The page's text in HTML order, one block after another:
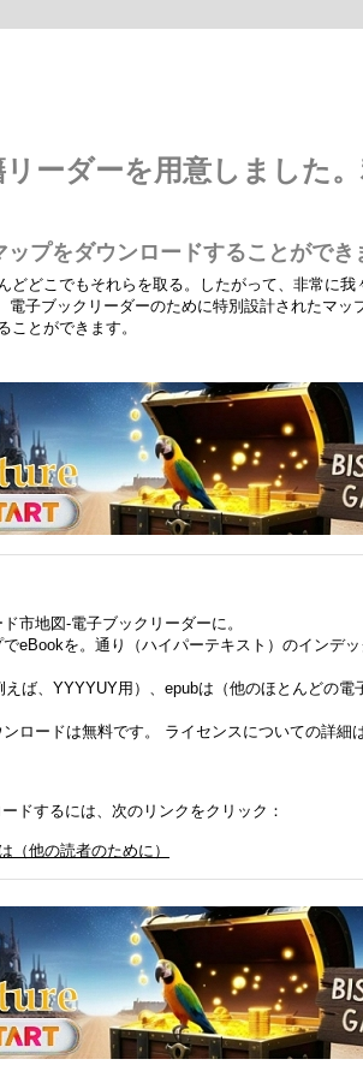
ーダーを用意しました
プをダウンロードすることができ
どどこでもそれらを取る。したがって、非常に我
子ブックリーダーのために特別設計されたマッ
とができます。
市地図-電子ブックリーダーに。
eBookを。通り（ハイパーテキスト）のインデ
えば、YYYYUY用）、epubは（他のほとんどの電
ンロードは無料です。 ライセンスについての詳細
ドするには、次のリンクをクリック：
（他の読者のために）